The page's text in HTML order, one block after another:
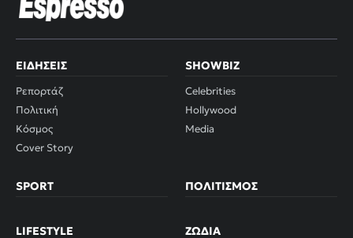
ΕΙΔΉΣΕΙΣ
Ρεπορτάζ
Πολιτική
Κόσμος
Cover Story
SHOWBIZ
Celebrities
Hollywood
Media
SPORT ΠΟΛΙΤΙΣΜΌΣ
LIFESTYLE ΖΏΔΙΑ